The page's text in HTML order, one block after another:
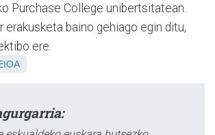
Purchase College unibertsitatean.
erakusketa baino gehiago egin ditu,
ere.